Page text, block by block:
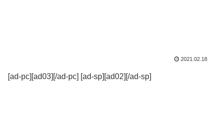
2021.02.18
[ad-pc][ad03][/ad-pc] [ad-sp][ad02][/ad-sp]